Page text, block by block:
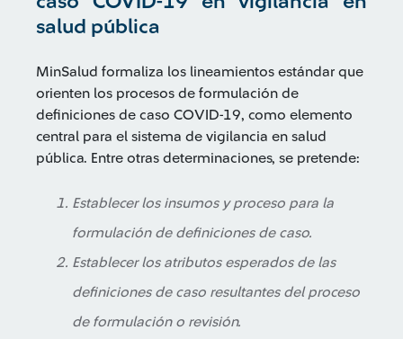
salud pública
MinSalud formaliza los lineamientos estándar que
orienten los procesos de formulación de
definiciones de caso COVID-19, como elemento
central para el sistema de vigilancia en salud
pública. Entre otras determinaciones, se pretende:
Establecer los insumos y proceso para la
formulación de definiciones de caso.
Establecer los atributos esperados de las
definiciones de caso resultantes del proceso
de formulación o revisión.